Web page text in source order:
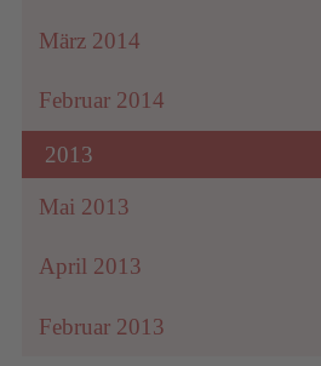
März 2014
Februar 2014
2013
Mai 2013
April 2013
Februar 2013